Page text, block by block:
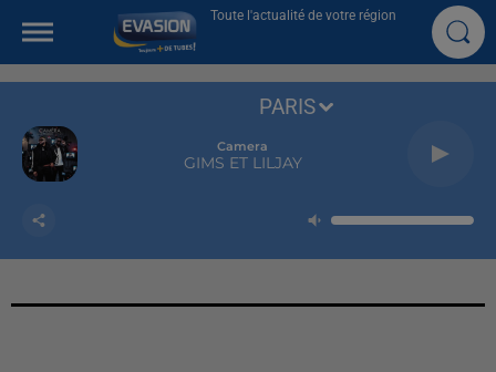
Toute l'actualité de votre région
Camera
GIMS ET LILJAY
PARIS